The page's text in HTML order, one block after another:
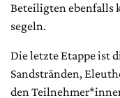
Beteiligten ebenfalls
segeln.
Die letzte Etappe ist
Sandstränden,
den